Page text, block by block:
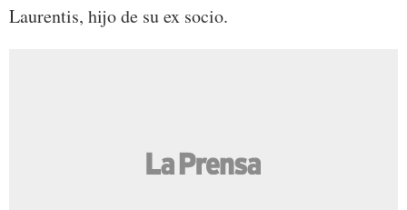
Laurentis, hijo de su ex socio.